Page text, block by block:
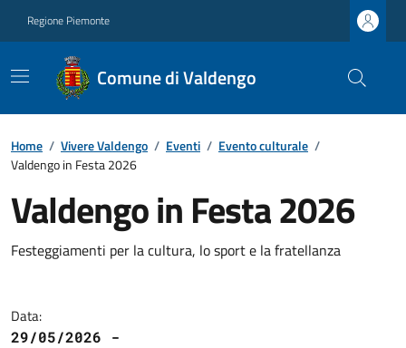
Regione Piemonte
Comune di Valdengo
Home / Vivere Valdengo / Eventi / Evento culturale /
Valdengo in Festa 2026
Valdengo in Festa 2026
Festeggiamenti per la cultura, lo sport e la fratellanza
Data:
29/05/2026 -